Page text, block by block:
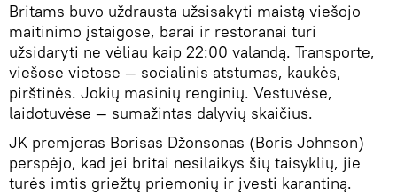
Britams buvo uždrausta užsisakyti maistą viešojo
maitinimo įstaigose, barai ir restoranai turi
užsidaryti ne vėliau kaip 22:00 valandą. Transporte,
viešose vietose — socialinis atstumas, kaukės,
pirštinės. Jokių masinių renginių. Vestuvėse,
laidotuvėse — sumažintas dalyvių skaičius.
JK premjeras Borisas Džonsonas (Boris Johnson)
perspėjo, kad jei britai nesilaikys šių taisyklių, jie
turės imtis griežtų priemonių ir įvesti karantiną.